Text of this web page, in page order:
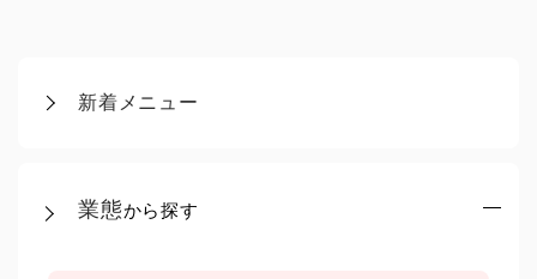
新着メニュー
業態から探す